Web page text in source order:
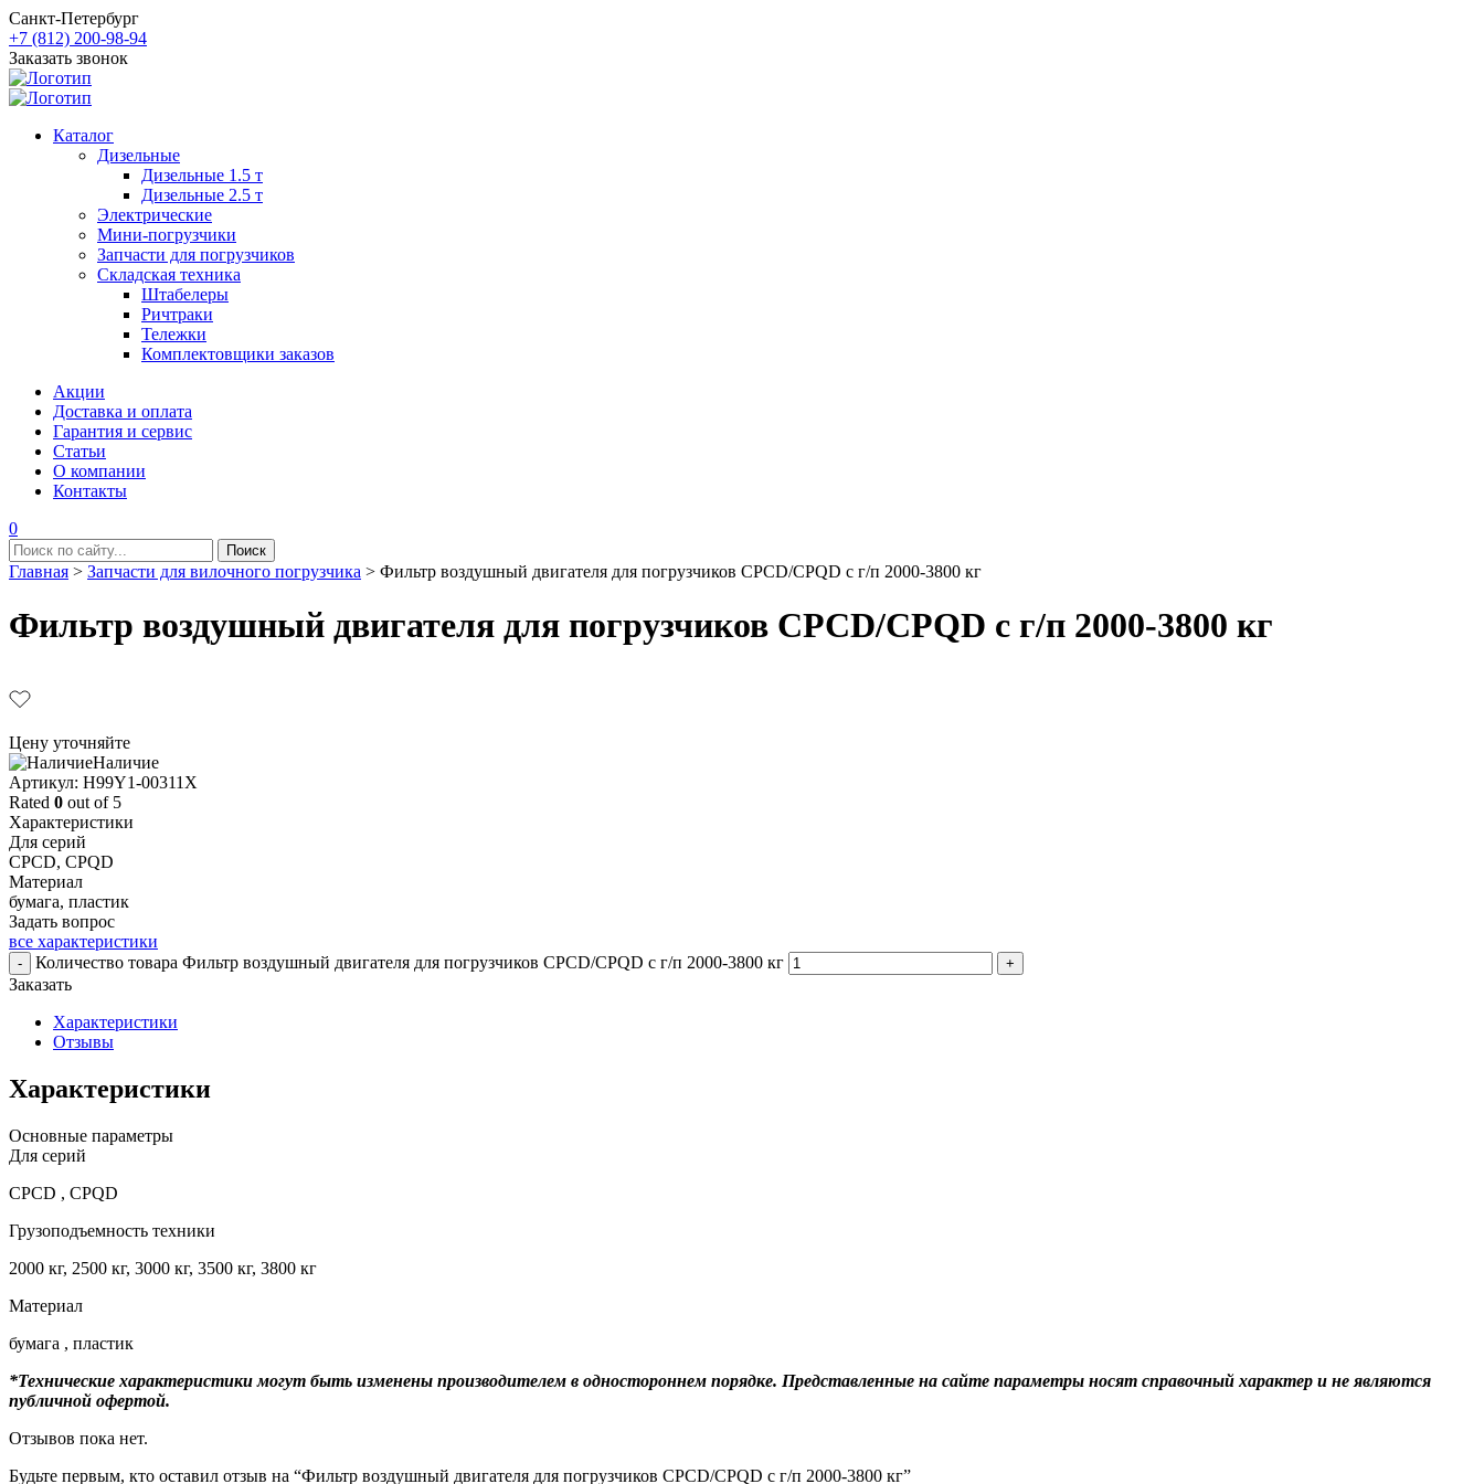
Санкт-Петербург
+7 (812) 200-98-94
Заказать звонок
Каталог
Дизельные
Дизельные 1.5 т
Дизельные 2.5 т
Электрические
Мини-погрузчики
Запчасти для погрузчиков
Складская техника
Штабелеры
Ричтраки
Тележки
Комплектовщики заказов
Акции
Доставка и оплата
Гарантия и сервис
Статьи
О компании
Контакты
0
Главная > Запчасти для вилочного погрузчика > Фильтр воздушный двигателя для погрузчиков CPCD/CPQD с г/п 2000-3800 кг
Фильтр воздушный двигателя для погрузчиков CPCD/CPQD с г/п 2000-3800 кг
Цену уточняйте
Наличие
Aртикул: H99Y1-00311X
Rated 0 out of 5
Характеристики
Для серий
CPCD, CPQD
Материал
бумага, пластик
Задать вопрос
все характеристики
- Количество товара Фильтр воздушный двигателя для погрузчиков CPCD/CPQD с г/п 2000-3800 кг +
Заказать
Характеристики
Отзывы
Характеристики
Основные параметры
Для серий
CPCD , CPQD
Грузоподъемность техники
2000 кг, 2500 кг, 3000 кг, 3500 кг, 3800 кг
Материал
бумага , пластик
*Технические характеристики могут быть изменены производителем в одностороннем порядке. Представленные на сайте параметры носят справочный характер и не являются
публичной офертой.
Отзывов пока нет.
Будьте первым, кто оставил отзыв на “Фильтр воздушный двигателя для погрузчиков CPCD/CPQD с г/п 2000-3800 кг”